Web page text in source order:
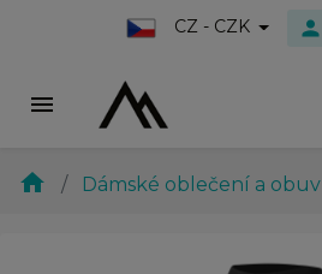
CZ - CZK person
menu
home Dámské oblečení a obuv